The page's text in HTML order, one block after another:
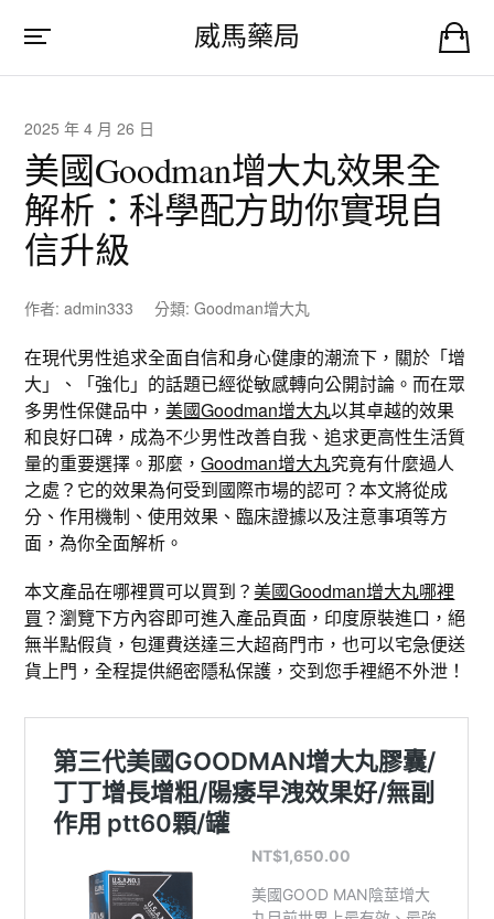
威馬藥局
2025 年 4 月 26 日
美國Goodman增大丸效果全
解析：科學配方助你實現自
信升級
作者:admin333 分類: Goodman增大丸
在現代男性追求全面自信和身心健康的潮流下，關於「增
大」、「強化」的話題已經從敏感轉向公開討論。而在眾
多男性保健品中，美國Goodman增大丸以其卓越的效果
和良好口碑，成為不少男性改善自我、追求更高性生活質
量的重要選擇。那麼，Goodman增大丸究竟有什麼過人
之處？它的效果為何受到國際市場的認可？本文將從成
分、作用機制、使用效果、臨床證據以及注意事項等方
面，為你全面解析。
本文產品在哪裡買可以買到？美國Goodman增大丸哪裡
買 ？瀏覽下方內容即可進入產品頁面，印度原裝進口，絕
無半點假貨，包運費送達三大超商門市，也可以宅急便送
貨上門，全程提供絕密隱私保護，交到您手裡絕不外泄！